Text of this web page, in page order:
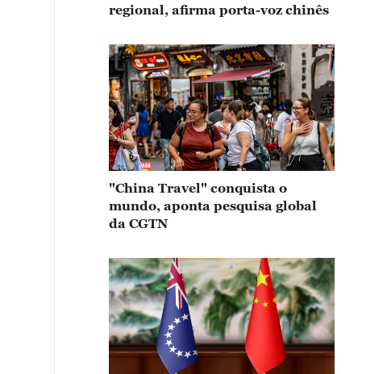
regional, afirma porta-voz chinês
"China Travel" conquista o
mundo, aponta pesquisa global
da CGTN